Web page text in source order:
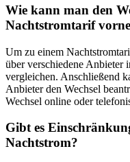
Wie kann man den
Nachtstromtarif
Um zu einem
über verschiedene Anbieter
vergleichen. Anschließend
Anbieter den Wechsel
Wechsel online oder
Gibt es
Nachtstrom?